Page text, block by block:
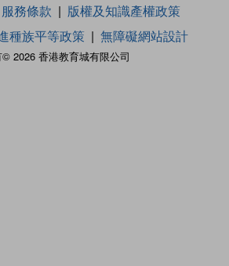
2026 香港教育城有限公司
服務條款
版權及知識產權政策
種族平等政策 無障礙網站設計